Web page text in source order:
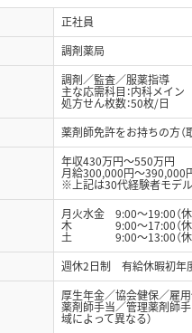
正社員
調剤薬局
調剤／監査／服薬指導
主な応需科目：内科メイン
処方せん枚数：50枚/日
薬剤師免許をお持ちの方（
年収430万円～550万円
月給300,000円～390,000
※上記は30代経験者モデル
月火水金 9:00～19:00（
木 9:00～17:00（休
土 9:00～13:00（休
週休2日制 有給休暇初
厚生年金／協会健保／雇
薬剤師手当／管理薬剤師
域によって異なる）